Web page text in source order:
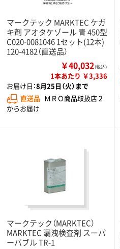
マークテック MARKTEC ケガ
キ剤 アオタケゾール 青 450型
C020-0081046 1セット(12本)
120-4182（直送品）
￥40,032（税込）
1本あたり ￥3,336
お届け日：8月25日（火）まで
直送品 ＭＲＯ商品取扱店２
からお届け
マークテック（MARKTEC）
MARKTEC 漏洩検査剤 スーパ
ーバブル TR-1